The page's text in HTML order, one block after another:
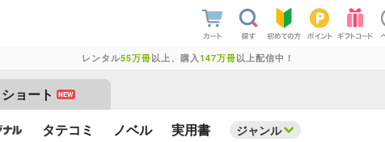
レンタル55万冊以上、購入 147万冊以上配信中！
ショート NEW
タテコミ ノベル 実用書 ジャンル